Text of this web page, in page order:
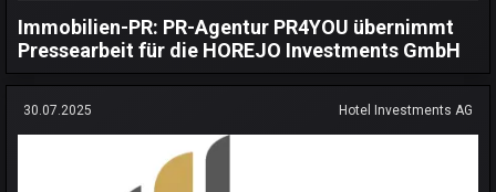
Immobilien-PR: PR-Agentur PR4YOU übernimmt
Pressearbeit für die HOREJO Investments GmbH
30.07.2025 Hotel Investments AG